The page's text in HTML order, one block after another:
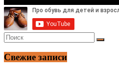
Свежие записи